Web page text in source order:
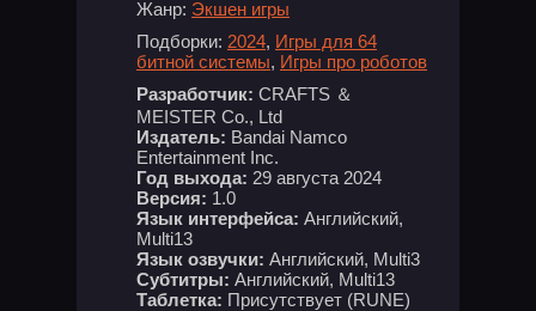
Жанр: Экшен игры
Подборки: 2024, Игры для 64
битной системы, Игры про роботов
Разработчик: CRAFTS ＆
MEISTER Co., Ltd
Издатель: Bandai Namco
Entertainment Inc.
Год выхода: 29 августа 2024
Версия: 1.0
Язык интерфейса: Английский,
Multi13
Язык озвучки: Английский, Multi3
Субтитры: Английский, Multi13
Таблетка: Присутствует (RUNE)